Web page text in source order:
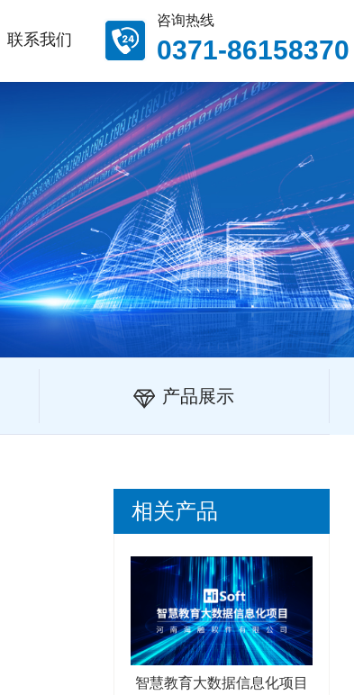
咨询热线
0371-86158370
联系我们
产品展示
相关产品
智慧教育大数据信息化项目